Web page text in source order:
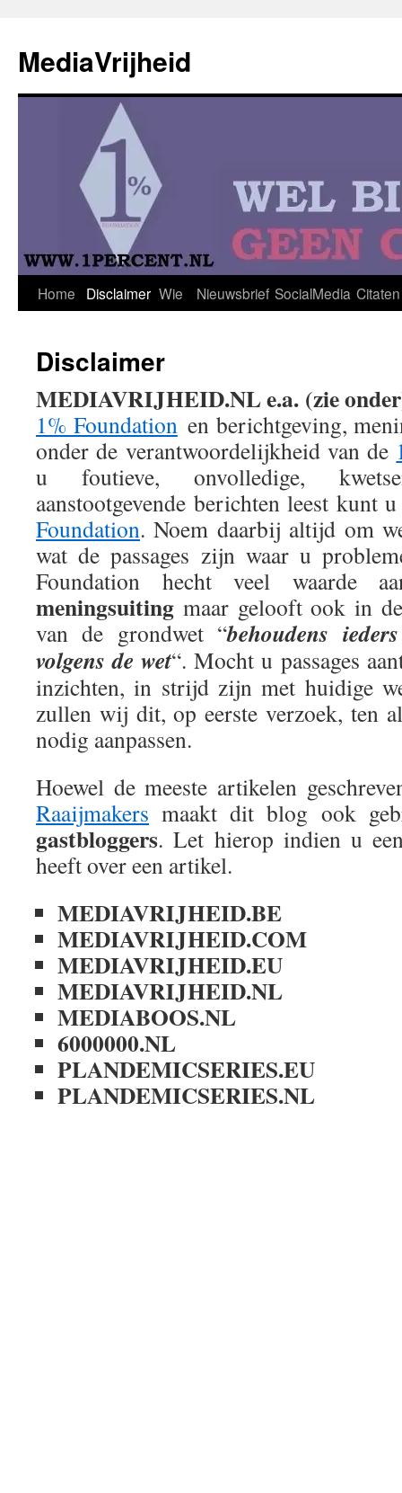
de
inhoud
MediaVrijheid
Home Disclaimer Wie Nieuwsbrief SocialMedia Citaten
Disclaimer
MEDIAVRIJHEID.NL e.a. (zie
1% Foundationen berichtgeving,
onder de verantwoordelijkheid van de
u foutieve, onvolledige,
aanstootgevende berichten leest kunt
Foundation. Noem daarbij altijd om
wat de passages zijn waar u
Foundation hecht veel waarde
meningsuiting maar gelooft ook in
van de grondwet “behoudens
volgens de wet“. Mocht u passages
inzichten, in strijd zijn met huidige
zullen wij dit, op eerste verzoek, ten
nodig aanpassen.
Hoewel de meeste artikelen
Raaijmakers maakt dit blog ook
gastbloggers. Let hierop indien u
heeft over een artikel.
MEDIAVRIJHEID.BE
MEDIAVRIJHEID.COM
MEDIAVRIJHEID.EU
MEDIAVRIJHEID.NL
MEDIABOOS.NL
6000000.NL
PLANDEMICSERIES.EU
PLANDEMICSERIES.NL